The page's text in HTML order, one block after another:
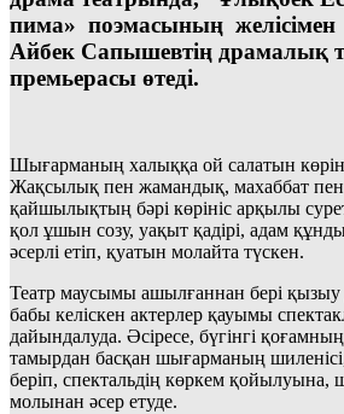
пима» поэмасының
Айбек Сапышевтің драмалық
премьерасы өтеді.
Шығарманың халыққа ой салатын
Жақсылық пен жамандық, махаббат пен
қайшылықтың бәрі көрініс арқылы
қол ұшын созу, уақыт қадірі, адам
әсерлі етіп, қуатын молайта түскен.
Театр маусымы ашылғаннан бері
бабы келіскен актерлер қауымы
дайындалуда. Әсіресе, бүгінгі
тамырдан басқан шығарманың
беріп, спектальдің көркем
молынан әсер етуде.